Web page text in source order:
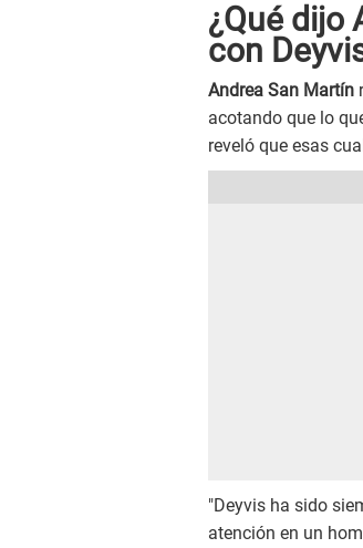
¿Qué dijo
con
Andrea San Martín
acotando que lo
reveló que esas
"Deyvis ha sido
atención en un